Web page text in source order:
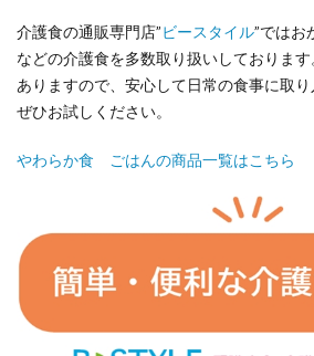
介護食の通販専門店”ビースタイル”ではお
などの介護食を多数取り扱いしておりま
ありますので、安心して日常の食事に取り
ぜひお試しください。
やわらか食 ごはんの商品一覧はこちら